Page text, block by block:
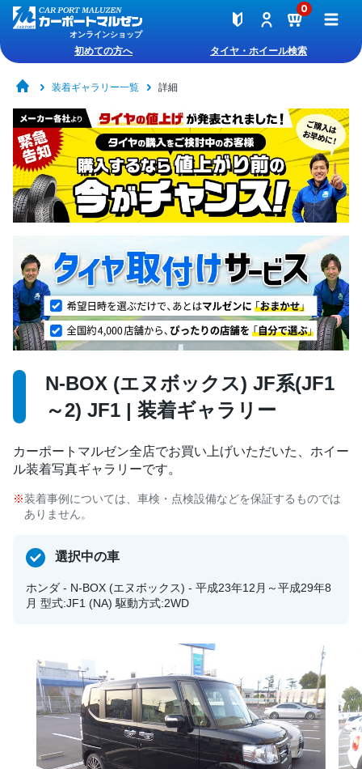
オンラインショップ
0
初めての方へ タイヤ・ホイール検索
装着ギャラリー一覧 詳細
N-BOX (エヌボックス) JF系(JF1
～2) JF1 | 装着ギャラリー
カーポートマルゼン全店でお買い上げいただいた、ホイー
ル装着写真ギャラリーです。
装着事例については、車検・点検設備などを保証するものでは
ありません。
選択中の車
ホンダ - N-BOX (エヌボックス) - 平成23年12月～平成29年8
月 型式:JF1 (NA) 駆動方式:2WD